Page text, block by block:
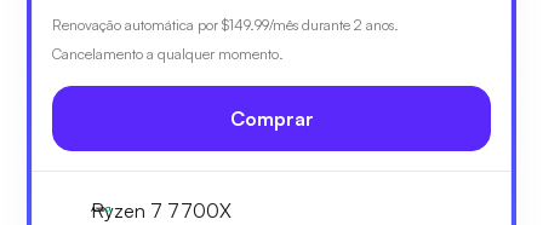
Renovação automática por $149.99/mês durante 2 anos.
Cancelamento a qualquer momento.
Comprar
Ryzen 7 7700X